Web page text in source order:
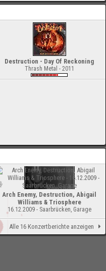
Destruction - Day Of Reckoning
Thrash Metal - 2011
Arch Enemy, Destruction, Abigail
Williams & Triosphere
16.12.2009 - Saarbrücken, Garage
Alle 16 Konzertberichte anzeigen